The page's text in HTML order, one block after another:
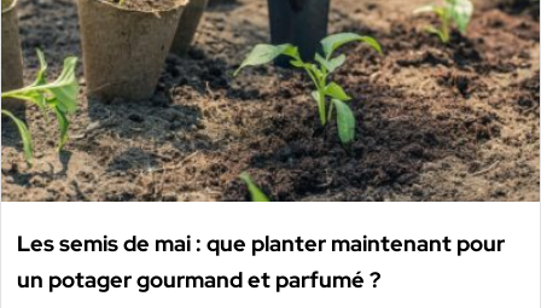
Les semis de mai : que planter maintenant pour
un potager gourmand et parfumé ?